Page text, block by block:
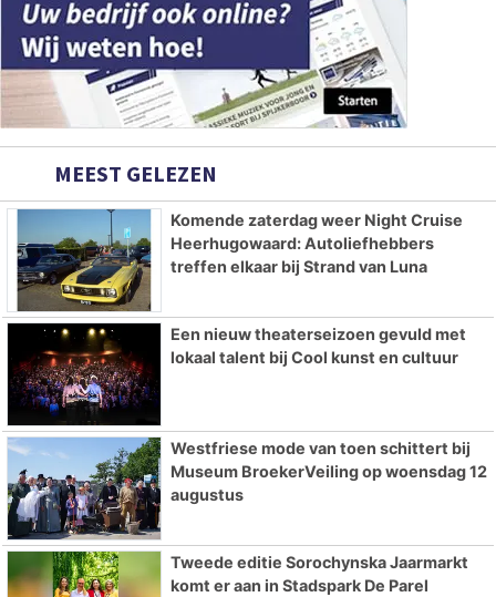
MEEST GELEZEN
Komende zaterdag weer Night Cruise
Heerhugowaard: Autoliefhebbers
treffen elkaar bij Strand van Luna
Een nieuw theaterseizoen gevuld met
lokaal talent bij Cool kunst en cultuur
Westfriese mode van toen schittert bij
Museum BroekerVeiling op woensdag 12
augustus
Tweede editie Sorochynska Jaarmarkt
komt er aan in Stadspark De Parel